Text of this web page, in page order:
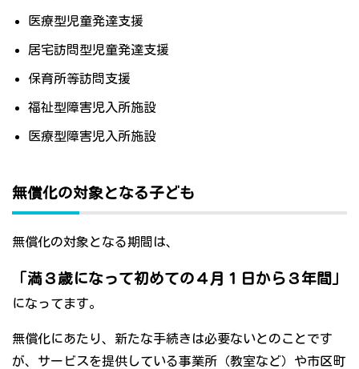
医療型児童発達支援
居宅訪問型児童発達支援
保育所等訪問支援
福祉型障害児入所施設
医療型障害児入所施設
無償化の対象となる子ども
無償化の対象となる期間は、
「満３歳になって初めての４月１日から３年間」
になってます。
無償化にあたり、新たな手続きは必要ないとのことです
が、サービスを提供している事業所（教室など）や市区町